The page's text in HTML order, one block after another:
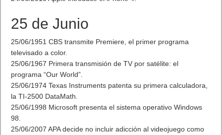
25 de Junio
25/06/1951 CBS transmite Premiere, el primer programa
televisado a color.
25/06/1967 Primera transmisión de TV por satélite: el
programa “Our World”.
25/06/1974 Texas Instruments patenta su primera calculadora,
la TI-2500 DataMath.
25/06/1998 Microsoft presenta el sistema operativo Windows
98.
25/06/2007 APA decide no incluir adicción al videojuego como